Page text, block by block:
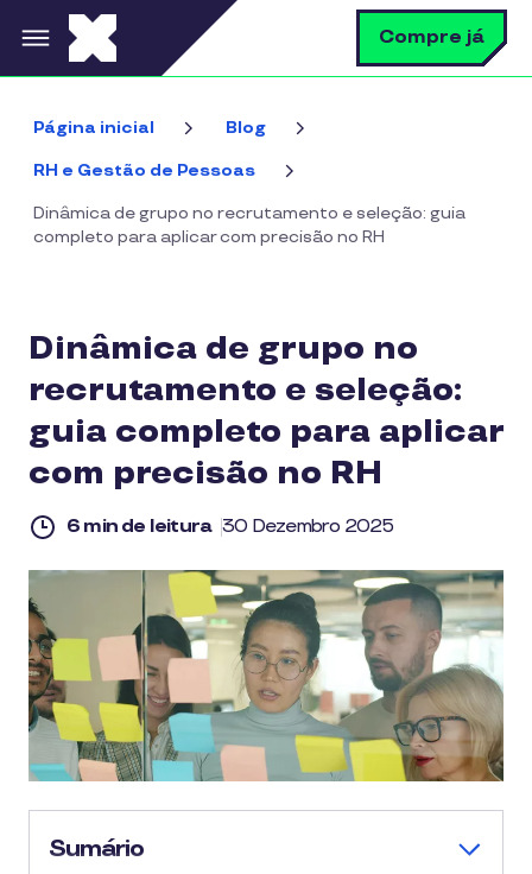
Pular para o conteúdo principal Compre já
Página inicial Blog
RH e Gestão de Pessoas
Dinâmica de grupo no recrutamento e seleção: guia
completo para aplicar com precisão no RH
Dinâmica de grupo no
recrutamento e seleção:
guia completo para aplicar
com precisão no RH
6 min de leitura 30 Dezembro 2025
Sumário